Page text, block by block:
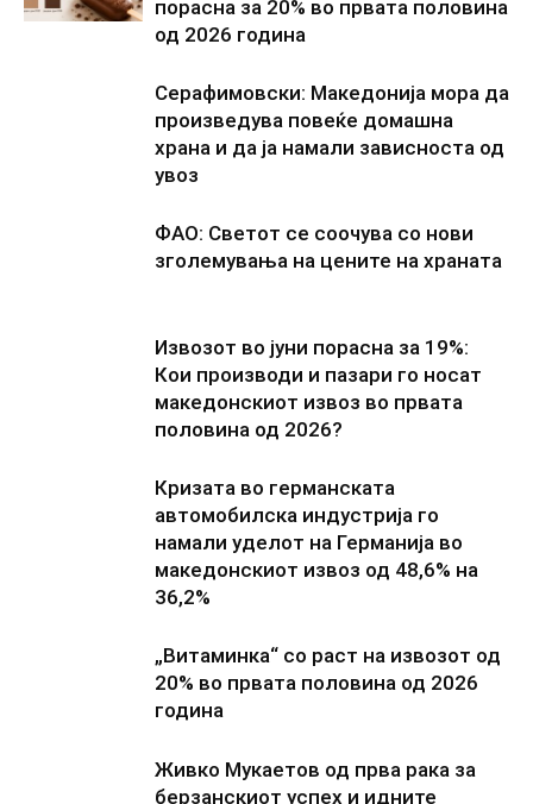
порасна за 20% во првата половина
од 2026 година
Серафимовски: Македонија мора да
произведува повеќе домашна
храна и да ја намали зависноста од
увоз
ФАО: Светот се соочува со нови
зголемувања на цените на храната
Извозот во јуни порасна за 19%:
Кои производи и пазари го носат
македонскиот извоз во првата
половина од 2026?
Кризата во германската
автомобилска индустрија го
намали уделот на Германија во
македонскиот извоз од 48,6% на
36,2%
„Витаминка“ со раст на извозот од
20% во првата половина од 2026
година
Живко Мукаетов од прва рака за
берзанскиот успех и идните